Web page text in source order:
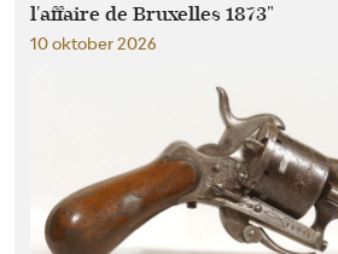
l'affaire de Bruxelles 1873"
10 oktober 2026